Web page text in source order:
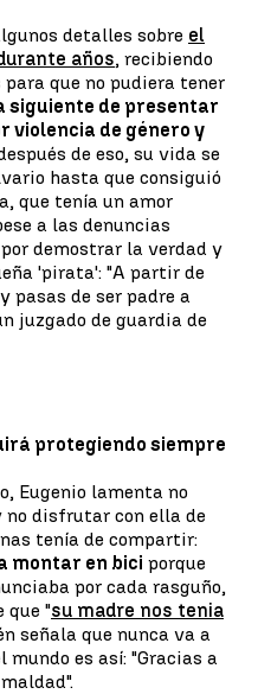
detalles sobre el
años, recibiendo
que no pudiera tener
siguiente de presentar
violencia de género y
de eso, su vida se
hasta que consiguió
que tenía un amor
a las denuncias
demostrar la verdad y
'pirata': "A partir de
pasas de ser padre a
juzgado de guardia de
protegiendo siempre
Eugenio lamenta no
no disfrutar con ella de
tenía de compartir:
montar en bici porque
por cada rasguño,
que "su madre nos tenia
señala que nunca va a
mundo es así: "Gracias a